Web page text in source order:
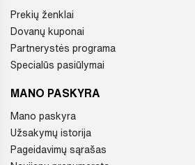
Prekių ženklai
Dovanų kuponai
Partnerystės programa
Specialūs pasiūlymai
MANO PASKYRA
Mano paskyra
Užsakymų istorija
Pageidavimų sąrašas